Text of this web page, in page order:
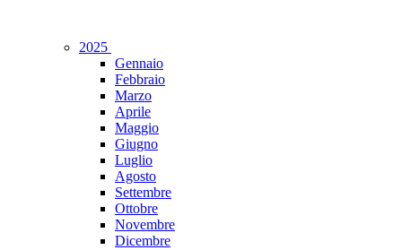
2025
Gennaio
Febbraio
Marzo
Aprile
Maggio
Giugno
Luglio
Agosto
Settembre
Ottobre
Novembre
Dicembre